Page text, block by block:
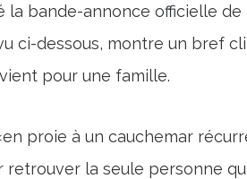
la bande-annonce officielle de
ci-dessous, montre un bref
pour une famille.
proie à un cauchemar
la seule personne